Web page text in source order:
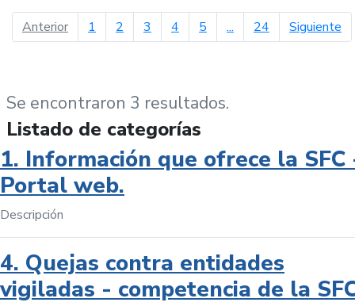
Anteriorpágina anterior
1 2 3 4 5 ... 24 Siguiente
Se encontraron 3 resultados.
Listado de categorías
1. Información que ofrece la SFC
Portal web.
Descripción
4. Quejas contra entidades
vigiladas - competencia de la